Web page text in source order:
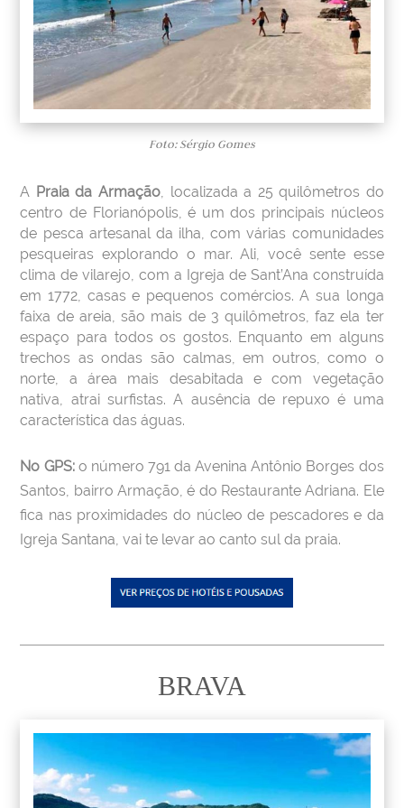
Foto: Sérgio Gomes
A Praia da Armação, localizada a 25 quilômetros do
centro de Florianópolis, é um dos principais núcleos
de pesca artesanal da ilha, com várias comunidades
pesqueiras explorando o mar. Ali, você sente esse
clima de vilarejo, com a Igreja de Sant’Ana construída
em 1772, casas e pequenos comércios. A sua longa
faixa de areia, são mais de 3 quilômetros, faz ela ter
espaço para todos os gostos. Enquanto em alguns
trechos as ondas são calmas, em outros, como o
norte, a área mais desabitada e com vegetação
nativa, atrai surfistas. A ausência de repuxo é uma
característica das águas.
No GPS:o número 791 da Avenina Antônio Borges dos
Santos, bairro Armação, é do Restaurante Adriana. Ele
fica nas proximidades do núcleo de pescadores e da
Igreja Santana, vai te levar ao canto sul da praia.
BRAVA